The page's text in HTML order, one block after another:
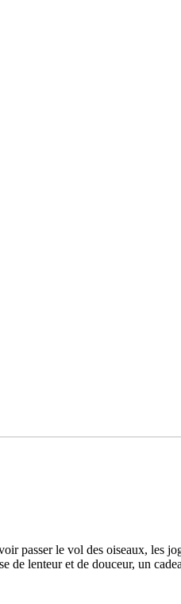
passer le vol des oiseaux, les
de len­­teur et de dou­­ceur, un